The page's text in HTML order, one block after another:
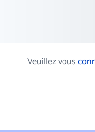
Veuillez vous